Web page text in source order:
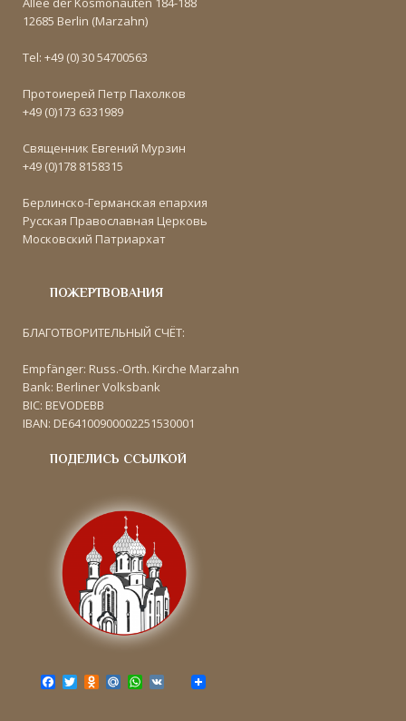
12685 Berlin (Marzahn)
Tel: +49 (0) 30 54700563
Протоиерей Петр Пахолков
+49 (0)173 6331989
Священник Евгений Мурзин
+49 (0)178 8158315
Берлинско-Германская епархия
Русская Православная Церковь
Московский Патриархат
ПОЖЕРТВОВАНИЯ
БЛАГОТВОРИТЕЛЬНЫЙ СЧЁТ:
Empfänger: Russ.-Orth. Kirche Marzahn
Bank: Berliner Volksbank
BIC: BEVODEBB
IBAN: DE64100900002251530001
ПОДЕЛИСЬ ССЫЛКОЙ
T O M W